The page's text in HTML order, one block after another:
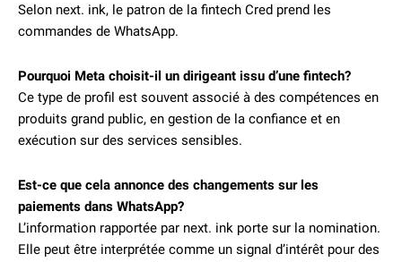
Selon next. ink, le patron de la fintech Cred prend les
commandes de WhatsApp.
Pourquoi Meta choisit-il un dirigeant issu d’une fintech?
Ce type de profil est souvent associé à des compétences en
produits grand public, en gestion de la confiance et en
exécution sur des services sensibles.
Est-ce que cela annonce des changements sur les
paiements dans WhatsApp?
L’information rapportée par next. ink porte sur la nomination.
Elle peut être interprétée comme un signal d’intérêt pour des